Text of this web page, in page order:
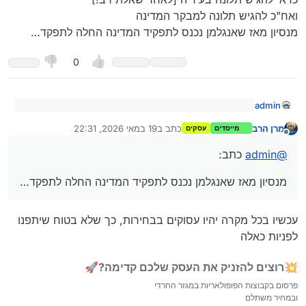
ואח"כ להגיש תלונה למבקר המדינה
מנסיון מאז שאנגלמן נכנס לתפקיד המדינה החלה לתפקד…
0
admin
בניגוד לסטיגמא שבבני ברק הרכבים עוברים במעבר חציה
דווקא על המדרכה או הורים עם עגלות ילדים לצורך
הדוגמא.
כלומר יש (לפעמים) אבל עקב מצוקת החניה בעיר וחוסר
האכיפה של הפקחים ,בעיקר בשעות הערב-לילה אין מעבר
ואח"כ להגיש תלונה למבקר המדינה
מרן הרב מייסדים עסקים כתב ב19 במאי 2026, 22:31
נערך לאחרונה על ידי
@
admin כתב:
מנסיון מאז שאנגלמן נכנס לתפקיד המדינה החלה לתפקד…
עכשיו בכל מקרה יהיו עסוקים בבחירות, כך שלא בטוח שיתפנו
לפניות כאלה
💥רוצים להזניק את העסק שלכם קדימה?🚀
פרסום בקבוצות הפופולאריות במגזר החרדי
ובמחיר משתלם